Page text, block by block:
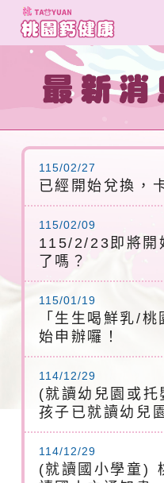
115/02/27
已經開始兌換，
115/02/09
115/2/23即將開
了嗎？
115/01/19
「生生喝鮮乳/
始申辦囉！
114/12/29
(就讀幼兒園或
孩子已就讀幼兒
114/12/29
(就讀國小學童)